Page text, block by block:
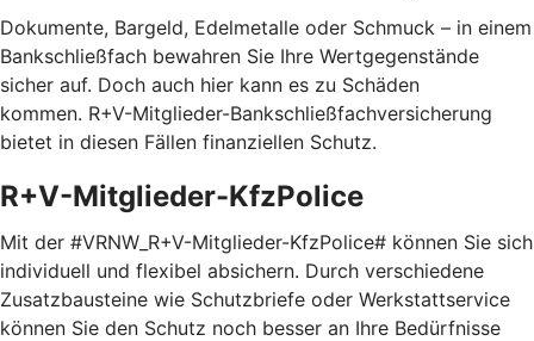
Dokumente, Bargeld, Edelmetalle oder Schmuck – in einem
Bankschließfach bewahren Sie Ihre Wertgegenstände
sicher auf. Doch auch hier kann es zu Schäden
kommen. R+V-Mitglieder-Bankschließfachversicherung
bietet in diesen Fällen finanziellen Schutz.
R+V-Mitglieder-KfzPolice
Mit der #VRNW_R+V-Mitglieder-KfzPolice# können Sie sich
individuell und flexibel absichern. Durch verschiedene
Zusatzbausteine wie Schutzbriefe oder Werkstattservice
können Sie den Schutz noch besser an Ihre Bedürfnisse